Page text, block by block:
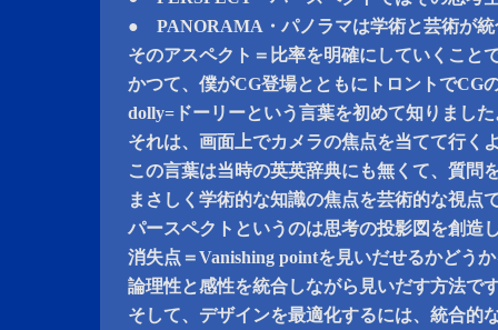
● PANORAMA・パノラマは学術と芸術が統
そのアスペクト＝比率を明確にしていくこと
かつて、僕がCG登場とともにトロントでCG
dolly=ドーリーという言葉を初めて知りました
それは、画面上でカメラの焦点を当てて行く
この言葉は当時の英英辞典にも無くて、質問
まさしく学術的な知識の焦点を芸術的な視点
パースペクトというのは思考の投影図を創造
消失点＝Vanishing pointを見いだせるかどう
論理性と感性を統合しながら見いだす方法で
そして、デザインを最適化するには、統合的